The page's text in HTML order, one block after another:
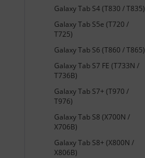
Galaxy Tab S4 (T830 / T835)
Galaxy Tab S5e (T720 /
T725)
Galaxy Tab S6 (T860 / T865)
Galaxy Tab S7 FE (T733N /
T736B)
Galaxy Tab S7+ (T970 /
T976)
Galaxy Tab S8 (X700N /
X706B)
Galaxy Tab S8+ (X800N /
X806B)